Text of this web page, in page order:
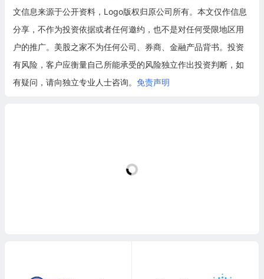
文信息来源于公开资料，Logo版权归原公司所有。本文仅作信息
分享，不作为投资依据或者任何邀约，也不是对任何受限地区用
户的推广。美股之家不为任何公司、券商、金融产品背书。投资
有风险，客户应衡量自己所能承受的风险独立作出投资判断，如
有疑问，请向独立专业人士咨询。 免责声明